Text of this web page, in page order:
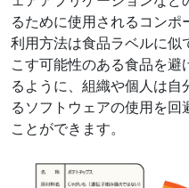
るために使用されるコン
利用方法は食品ラベルに似
こす可能性のある食品を
るように、組織や個人は
るソフトウェアの使用を回
ことができます。